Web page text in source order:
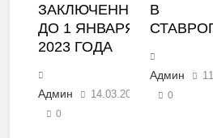
ЗАКЛЮЧЕННЫХ
ДО 1 ЯНВАРЯ
2023 ГОДА
Админ 14.03.2022
0
В
Админ
0